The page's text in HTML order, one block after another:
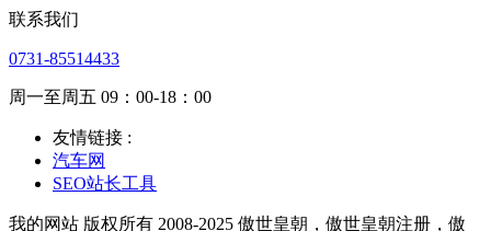
联系我们
0731-85514433
周一至周五 09：00-18：00
友情链接 :
汽车网
SEO站长工具
我的网站 版权所有 2008-2025 傲世皇朝，傲世皇朝注册，傲